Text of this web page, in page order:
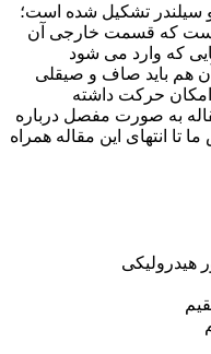
سیلندر تشکیل شده است؛
که قسمت خارجی آن
که وارد می شود
هم باید صاف و صیقلی
حرکت داشته
به صورت مفصل درباره
انتهای این مقاله همراه
هیدرولیکی